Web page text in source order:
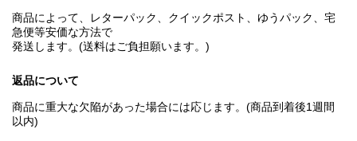
商品によって、レターパック、クイックポスト、ゆうパック、宅
急便等安価な方法で
発送します。(送料はご負担願います。)
返品について
商品に重大な欠陥があった場合には応じます。(商品到着後1週間
以内)